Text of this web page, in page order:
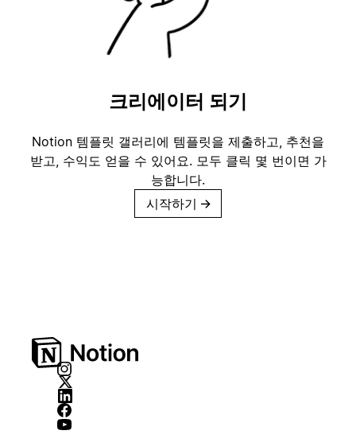
크리에이터 되기
Notion 템플릿 갤러리에 템플릿을 제출하고, 추천을
받고, 수익도 얻을 수 있어요. 모두 클릭 몇 번이면 가
능합니다.
시작하기 →